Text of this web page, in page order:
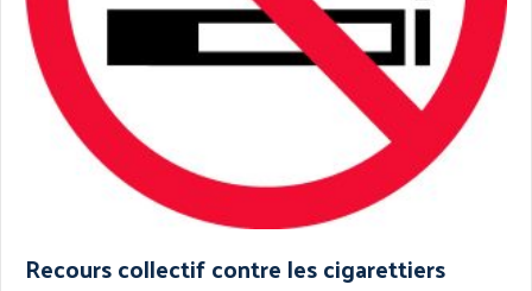
Recours collectif contre les cigarettiers